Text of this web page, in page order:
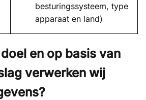
besturingssysteem, type
apparaat en land)
en op basis van
verwerken wij